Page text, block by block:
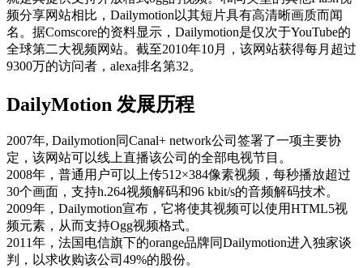
频分享网站相比，Dailymotion以其短片具有高清晰画质而闻
名。据Comscore的资料显示，Dailymotion是仅次于YouTube的
全球第二大视频网站。截至2010年10月，该网站获得每月超过
9300万的访问者，alexa排名第32。
DailyMotion 发展历程
2007年, Dailymotion同Canal+ network公司签署了一项主要协
定，该网站可以线上直播该公司的全部电视节目。
2008年，普通用户可以上传512×384像素视频，每秒播放超过
30个画面，支持h.264视频解码和96 kbit/s的音频解码技术。
2009年，Dailymotion宣布，它将使其视频可以使用HTML5视
频元素，从而支持Ogg视频格式。
2011年，法国电信旗下的orange品牌同Dailymotion进入独家谈
判，以求收购该公司49%的股份。